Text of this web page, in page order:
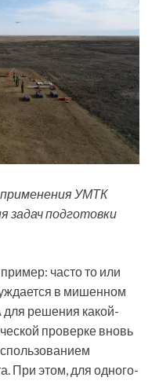
УМТК
задач подготовки
часто то или
в мишенном
решения какой-
проверке вновь
При этом, для одного-